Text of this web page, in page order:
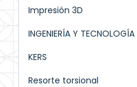
Impresión 3D
INGENIERÍA Y TECNOLOGÍA
KERS
Resorte torsional